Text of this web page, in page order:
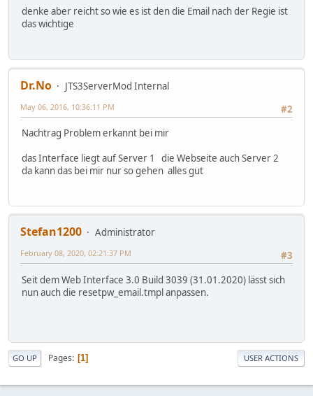
denke aber reicht so wie es ist den die Email nach der Regie ist
das wichtige
Dr.No
JTS3ServerMod Internal
#2
May 06, 2016, 10:36:11 PM
Nachtrag Problem erkannt bei mir
das Interface liegt auf Server 1 die Webseite auch Server 2
da kann das bei mir nur so gehen alles gut
Stefan1200
Administrator
#3
February 08, 2020, 02:21:37 PM
Seit dem Web Interface 3.0 Build 3039 (31.01.2020) lässt sich
nun auch die resetpw_email.tmpl anpassen.
GO UP Pages 1 USER ACTIONS